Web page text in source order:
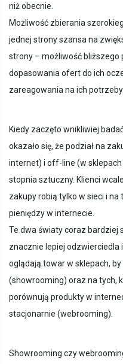
niż obecnie.
Możliwość zbierania
jednej strony szansa na
strony – możliwość bliższego
dopasowania ofert do ich
zareagowania na ich potrzeby.
Kiedy zaczęto wnikliwiej
okazało się, że podział na
internet) i off-line (w
stopnia sztuczny. Klienci
zakupy robią tylko w sieci i
pieniędzy w internecie.
Te dwa światy coraz bardziej
znacznie lepiej odzwierciedla
oglądają towar w sklepach,
(showrooming) oraz na tych,
porównują produkty w
stacjonarnie (webrooming).
Showrooming czy